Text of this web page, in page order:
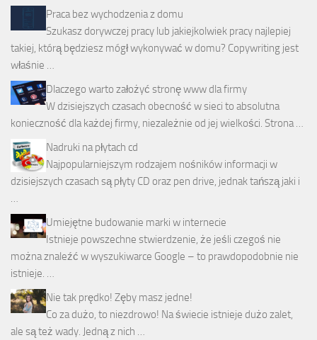
Praca bez wychodzenia z domu
Szukasz dorywczej pracy lub jakiejkolwiek pracy najlepiej
takiej, którą będziesz mógł wykonywać w domu? Copywriting jest
właśnie …
Dlaczego warto założyć stronę www dla firmy
W dzisiejszych czasach obecność w sieci to absolutna
konieczność dla każdej firmy, niezależnie od jej wielkości. Strona …
Nadruki na płytach cd
Najpopularniejszym rodzajem nośników informacji w
dzisiejszych czasach są płyty CD oraz pen drive, jednak tańszą jaki i
…
Umiejętne budowanie marki w internecie
Istnieje powszechne stwierdzenie, że jeśli czegoś nie
można znaleźć w wyszukiwarce Google – to prawdopodobnie nie
istnieje. …
Nie tak prędko! Zęby masz jedne!
Co za dużo, to niezdrowo! Na świecie istnieje dużo zalet,
ale są też wady. Jedną z nich …